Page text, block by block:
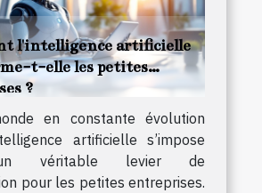
l'intelligence artificielle
t-elle les petites
?
en constante évolution
artificielle s’impose
véritable levier de
pour les petites entreprises.